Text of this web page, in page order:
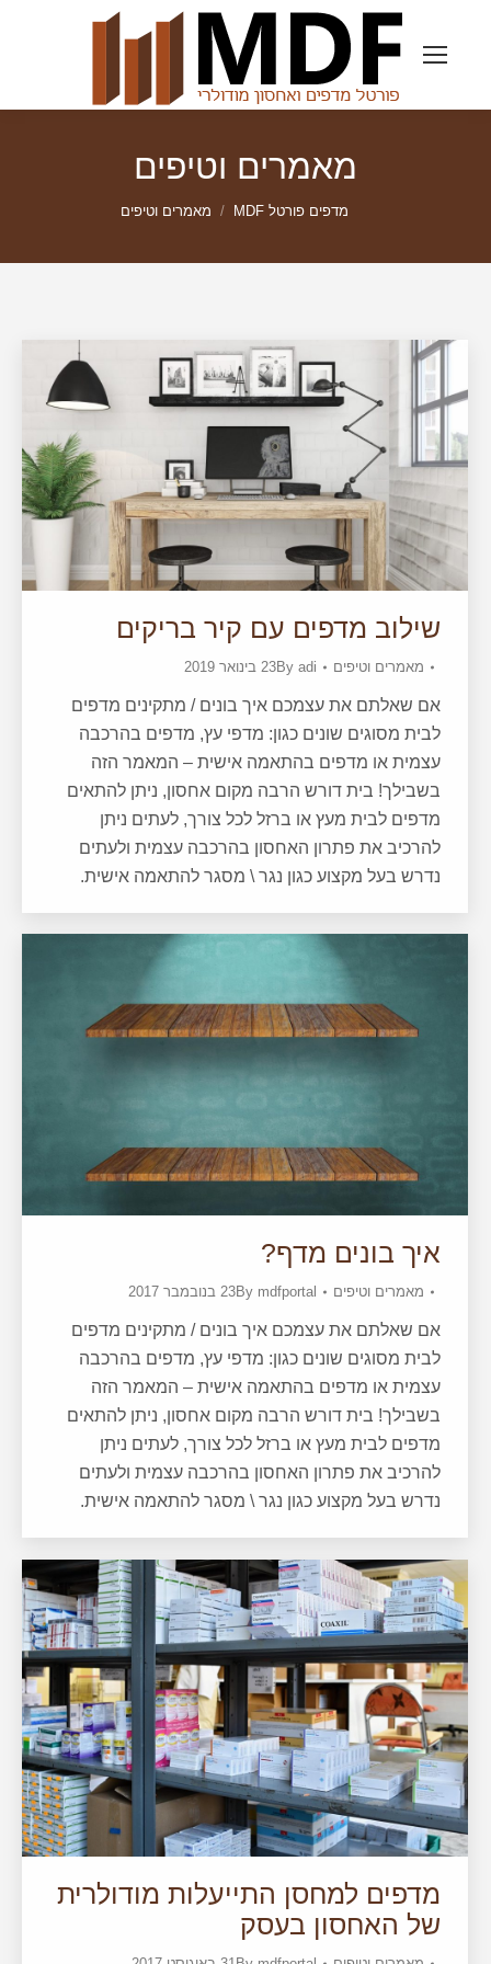
מאמרים וטיפים
מדפים פורטל MDF מאמרים וטיפים
שילוב מדפים עם קיר בריקים
מאמרים וטיפים By adi 23 בינואר 2019
אם שאלתם את עצמכם איך בונים / מתקינים מדפים
לבית מסוגים שונים כגון: מדפי עץ, מדפים בהרכבה
עצמית או מדפים בהתאמה אישית – המאמר הזה
בשבילך! בית דורש הרבה מקום אחסון, ניתן להתאים
מדפים לבית מעץ או ברזל לכל צורך, לעתים ניתן
להרכיב את פתרון האחסון בהרכבה עצמית ולעתים
נדרש בעל מקצוע כגון נגר \ מסגר להתאמה אישית.
איך בונים מדף?
מאמרים וטיפים By mdfportal 23 בנובמבר 2017
אם שאלתם את עצמכם איך בונים / מתקינים מדפים
לבית מסוגים שונים כגון: מדפי עץ, מדפים בהרכבה
עצמית או מדפים בהתאמה אישית – המאמר הזה
בשבילך! בית דורש הרבה מקום אחסון, ניתן להתאים
מדפים לבית מעץ או ברזל לכל צורך, לעתים ניתן
להרכיב את פתרון האחסון בהרכבה עצמית ולעתים
נדרש בעל מקצוע כגון נגר \ מסגר להתאמה אישית.
מדפים למחסן התייעלות מודולרית
של האחסון בעסק